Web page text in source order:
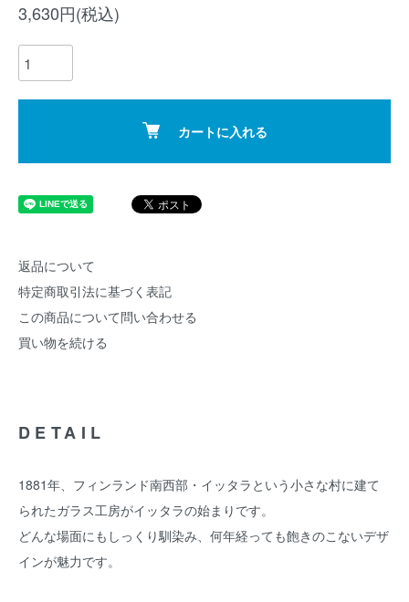
3,630円(税込)
カートに入れる
返品について
特定商取引法に基づく表記
この商品について問い合わせる
買い物を続ける
DETAIL
1881年、フィンランド南西部・イッタラという小さな村に建て
られたガラス工房がイッタラの始まりです。
どんな場面にもしっくり馴染み、何年経っても飽きのこないデザ
インが魅力です。